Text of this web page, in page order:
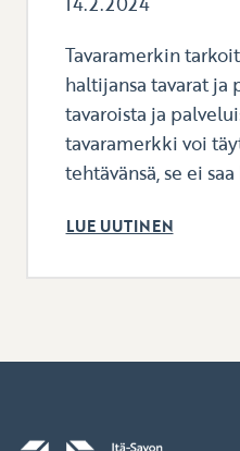
Tavaramerkin
haltijansa tavarat
tavaroista ja
tavaramerkki voi
tehtävänsä, se ei
LUE UUTINEN